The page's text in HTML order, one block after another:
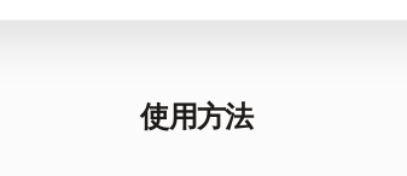
使用方法